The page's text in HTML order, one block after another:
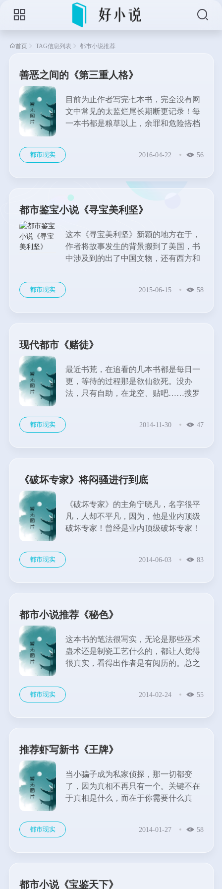
首页 TAG信息列表 都市小说推荐
善恶之间的《第三重人格》
目前为止作者写完七本书，完全没有网
文中常见的太监烂尾长期断更记录！每
一本书都是粮草以上，余罪和危险搭档
都市现实 2016-04-22 56
都市鉴宝小说《寻宝美利坚》
这本《寻宝美利坚》新颖的地方在于，
作者将故事发生的背景搬到了美国，书
中涉及到的出了中国文物，还有西方和
感的。...
都市现实 2015-06-15 58
现代都市《赌徒》
最近书荒，在追看的几本书都是每日一
更，等待的过程那是欲仙欲死。没办
法，只有自助，在龙空、贴吧……搜罗
告：建议小白勿入，否则开头几章就会
都市现实 2014-11-30 47
《破坏专家》将闷骚进行到底
《破坏专家》的主角宁晓凡，名字很平
凡，人却不平凡，因为，他是业内顶级
破坏专家！曾经是业内顶级破坏专家！
惫，甚至厌倦。...
都市现实 2014-06-03 83
都市小说推荐《秘色》
这本书的笔法很写实，无论是那些巫术
蛊术还是制瓷工艺什么的，都让人觉得
很真实，看得出作者是有阅历的。总之
都市现实 2014-02-24 55
推荐虾写新书《王牌》
当小骗子成为私家侦探，那一切都变
了，因为真相不再只有一个。关键不在
于真相是什么，而在于你需要什么真
故事。...
都市现实 2014-01-27 58
都市小说《宝鉴天下》